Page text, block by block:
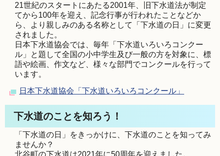
21世紀のスタートにあたる2001年、旧下水道法が制定
てから100年を迎え、記念行事が行われたことなどか
ら、より親しみのある名称として「下水道の日」に変更
されました。
日本下水道協会では、毎年「下水道いろいろコンクー
ル」と題して全国の小中学生及び一般の方を対象に、標
語や絵画、作文など、様々な部門でコンクールを行って
います。
日本下水道協会「下水道いろいろコンクール」
下水道のことを知ろう！
「下水道の日」をきっかけに、下水道のことを知ってみ
ませんか？
北谷町の下水道は2021年に50周年を迎えました。